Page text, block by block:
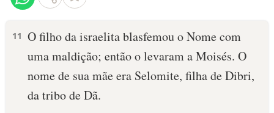
PALAVRA DO DIA
SALMO DO DIA
11 O filho da israelita blasfe­mou o Nome com
uma maldição; então o levaram a Moisés. O
nome de sua mãe era Selomite, filha de Dibri,
da tribo de Dã.